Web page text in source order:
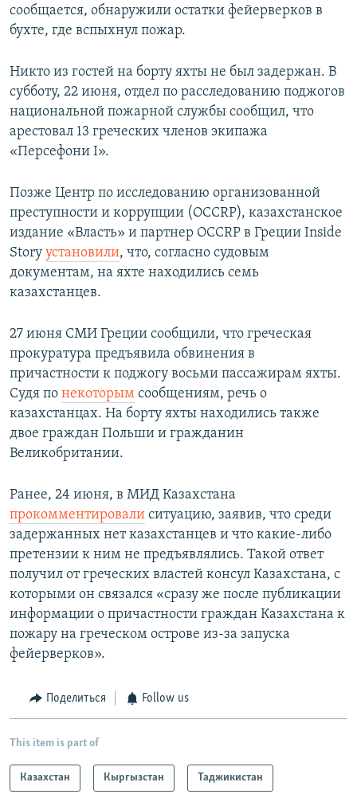
сообщается, обнаружили остатки фейерверков в
бухте, где вспыхнул пожар.
Никто из гостей на борту яхты не был задержан. В
субботу, 22 июня, отдел по расследованию поджогов
национальной пожарной службы сообщил, что
арестовал 13 греческих членов экипажа
«Персефони I».
Позже Центр по исследованию организованной
преступности и коррупции (OCCRP), казахстанское
издание «Власть» и партнер OCCRP в Греции Inside
Story установили, что, согласно судовым
документам, на яхте находились семь
казахстанцев.
27 июня СМИ Греции сообщили, что греческая
прокуратура предъявила обвинения в
причастности к поджогу восьми пассажирам яхты.
Судя по некоторым сообщениям, речь о
казахстанцах. На борту яхты находились также
двое граждан Польши и гражданин
Великобритании.
Ранее, 24 июня, в МИД Казахстана
прокомментировали ситуацию, заявив, что среди
задержанных нет казахстанцев и что какие-либо
претензии к ним не предъявлялись. Такой ответ
получил от греческих властей консул Казахстана, с
которыми он связался «сразу же после публикации
информации о причастности граждан Казахстана к
пожару на греческом острове из-за запуска
фейерверков».
Поделиться Follow us
This item is part of
Казахстан Кыргызстан Таджикистан